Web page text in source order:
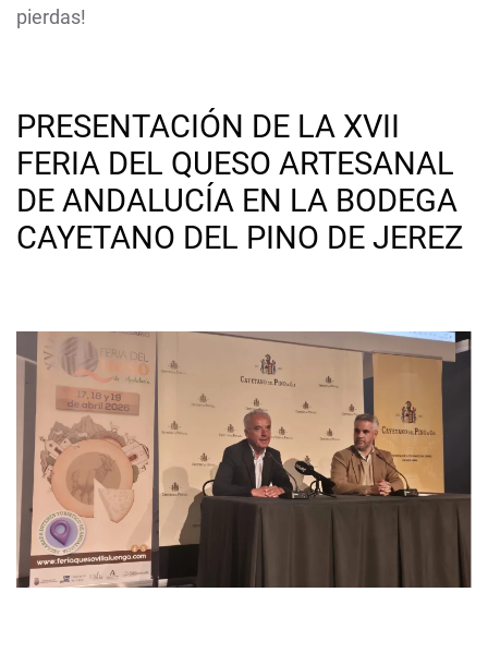
pierdas!
PRESENTACIÓN DE LA XVII
FERIA DEL QUESO ARTESANAL
DE ANDALUCÍA EN LA BODEGA
CAYETANO DEL PINO DE JEREZ